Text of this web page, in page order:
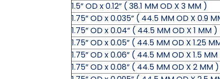
1.5” OD x 0.12” ( 38.1 MM OD X 3 MM )
1.75” OD x 0.035” ( 44.5 MM OD X 0.9
1.75” OD x 0.04” ( 44.5 MM OD X 1 MM )
1.75” OD x 0.05” ( 44.5 MM OD X 1.25
1.75” OD x 0.06” ( 44.5 MM OD X 1.5
1.75” OD x 0.08” ( 44.5 MM OD X 2 MM )